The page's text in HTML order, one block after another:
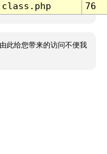
76
此给您带来的访问不便我